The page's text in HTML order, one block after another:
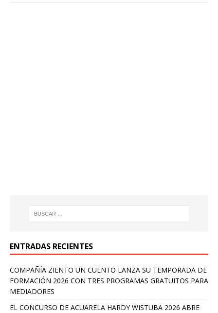
ENTRADAS RECIENTES
COMPAÑÍA ZIENTO UN CUENTO LANZA SU TEMPORADA DE
FORMACIÓN 2026 CON TRES PROGRAMAS GRATUITOS PARA
MEDIADORES
EL CONCURSO DE ACUARELA HARDY WISTUBA 2026 ABRE